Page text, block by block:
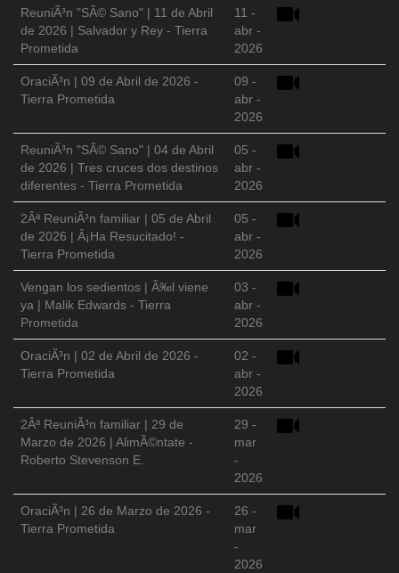
ReuniÃ³n "SÃ© Sano" | 11 de Abril
de 2026 | Salvador y Rey - Tierra
Prometida
11 -
abr -
2026
OraciÃ³n | 09 de Abril de 2026 -
Tierra Prometida
09 -
abr -
2026
ReuniÃ³n "SÃ© Sano" | 04 de Abril
de 2026 | Tres cruces dos destinos
diferentes - Tierra Prometida
05 -
abr -
2026
2Âª ReuniÃ³n familiar | 05 de Abril
de 2026 | Â¡Ha Resucitado! -
Tierra Prometida
05 -
abr -
2026
Vengan los sedientos | Ã‰l viene
ya | Malik Edwards - Tierra
Prometida
03 -
abr -
2026
OraciÃ³n | 02 de Abril de 2026 -
Tierra Prometida
02 -
abr -
2026
2Âª ReuniÃ³n familiar | 29 de
Marzo de 2026 | AlimÃ©ntate -
Roberto Stevenson E.
29 -
mar
-
2026
OraciÃ³n | 26 de Marzo de 2026 -
Tierra Prometida
26 -
mar
-
2026